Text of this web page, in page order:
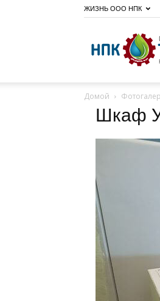
ЖИЗНЬ ООО НПК
Домой
Шкаф